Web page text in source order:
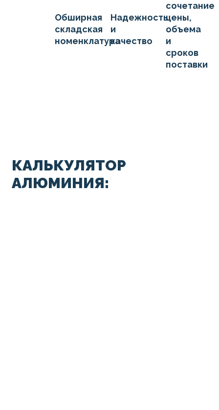
Обширная
складская
номенклатура
Надежность
и
качество
сочетание
цены,
объема
и
сроков
поставки
КАЛЬКУЛЯТОР
АЛЮМИНИЯ: